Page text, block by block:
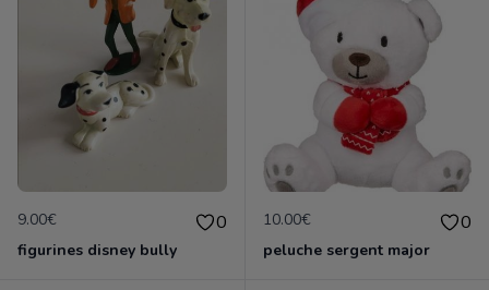
9.00€ 0
figurines disney bully
10.00€ 0
peluche sergent major